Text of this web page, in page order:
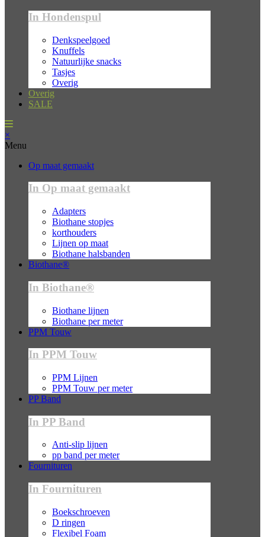
In Hondenspul
Denkspeelgoed
Knuffels
Natuurlijke snacks
Tasjes
Overig
Overig
SALE
×
Menu
Op maat gemaakt
In Op maat gemaakt
Adapters
Biothane stopjes
korthouders
Lijnen op maat
Biothane halsbanden
Biothane®
In Biothane®
Biothane lijnen
Biothane per meter
PPM Touw
In PPM Touw
PPM Lijnen
PPM Touw per meter
PP Band
In PP Band
Anti-slip lijnen
pp band per meter
Fournituren
In Fournituren
Boekschroeven
D ringen
Flexibel Foam